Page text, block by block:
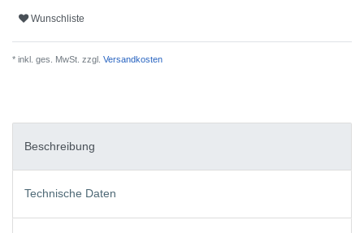
Wunschliste
* inkl. ges. MwSt. zzgl. Versandkosten
Beschreibung
Technische Daten